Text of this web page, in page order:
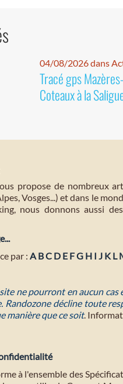
04/08/2026 dans
Tracé gps
Coteaux à la
propose de nombreux
Vosges...) et dans le
nous donnons aussi
par : A BC D E FG H I J K L
ne pourront en aucun
Randozone décline toute
manière que ce soit.
à l'ensemble des